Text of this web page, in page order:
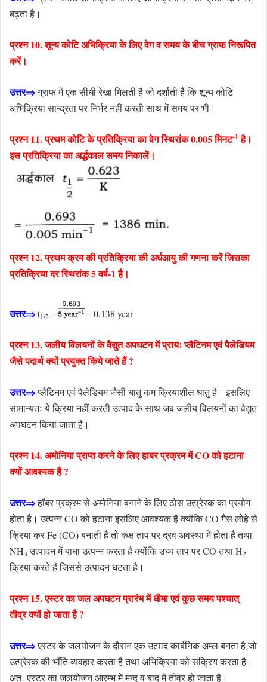
बढ़ता है।
प्रश्न 10. शून्य कोटि अभिक्रिया के लिए वेग व समय के बीच ग्राफ निरूपित
करें।
उत्तर⇒ग्राफ में एक सीधी रेखा मिलती है जो दर्शाती है कि शून्य कोटि
अभिक्रिया सान्द्रता पर निर्भर नहीं करती साथ में समय पर भी।
प्रश्न 11. प्रथम कोटि के प्रतिक्रिया का वेग स्थिरांक 0.005 मिनट-1 है।
इस प्रतिक्रिया का अर्द्धकाल समय निकालें।
प्रश्न 12. प्रथम क्रम की प्रतिक्रिया की अर्धआयु की गणना करें जिसका
प्रतिक्रिया दर स्थिरांक 5 वर्ष-1 है।
उत्तर⇒t1/2 = = 0.138 year
प्रश्न 13. जलीय विलयनों के वैद्युत अपघटन में प्रायः प्लैटिनम एवं पैलेडियम
जैसे पदार्थ क्यों प्रयुक्त किये जाते हैं ?
उत्तर⇒प्लैटिनम एवं पैलेडियम जैसी धातु कम क्रियाशील धातु है। इसलिए
सामान्यतः ये क्रिया नहीं करती उत्पाद के साथ जब जलीय विलयनों का वैद्युत
अपघटन किया जाता है।
प्रश्न 14. अमोनिया प्राप्त करने के लिए हाबर प्रक्रम में CO को हटाना
क्यों आवश्यक है ?
उत्तर⇒हॉबर प्रक्रम से अमोनिया बनाने के लिए ठोस उत्प्रेरक का प्रयोग
होता है। उत्पन्न CO को हटाना इसलिए आवश्यक है क्योंकि CO गैस लोहे से
क्रिया कर Fe (CO) बनाती है तो कक्ष ताप पर द्रव अवस्था में होता है तथा
NH3 उत्पादन में बाधा उत्पन्न करता है क्योंकि उच्च ताप पर CO तथा H2
क्रिया करते हैं जिससे उत्पादन घटता है।
प्रश्न 15. एस्टर का जल अपघटन प्रारंभ में धीमा एवं कुछ समय पश्चात्
तीव्र क्यों हो जाता है ?
उत्तर⇒एस्टर के जलयोजन के दौरान एक उत्पाद कार्बनिक अम्ल बनता है जो
उत्प्रेरक की भाँति व्यवहार करता है तथा अभिक्रिया को सक्रिय करता है।
अतः एस्टर का जलयोजन आरम्भ में मन्द व बाद में तीव्र हो जाता है।